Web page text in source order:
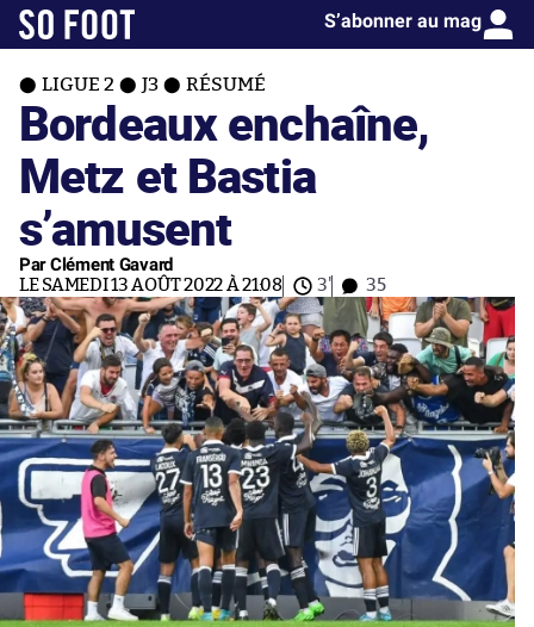
S’abonner au mag
LIGUE 2 J3 RÉSUMÉ
Bordeaux enchaîne,
Metz et Bastia
s’amusent
Par Clément Gavard
LE SAMEDI 13 AOÛT 2022 À 21:08 3' 35